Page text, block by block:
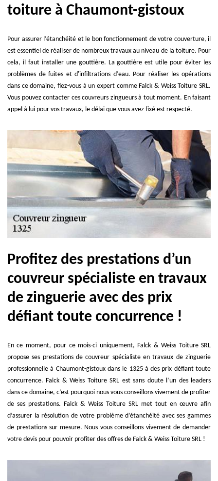
toiture à Chaumont-gistoux
Pour assurer l’étanchéité et le bon fonctionnement de votre couverture, il
est essentiel de réaliser de nombreux travaux au niveau de la toiture. Pour
cela, il faut installer une gouttière. La gouttière est utile pour éviter les
problèmes de fuites et d'infiltrations d’eau. Pour réaliser les opérations
dans ce domaine, fiez-vous à un expert comme Falck & Weiss Toiture SRL.
Vous pouvez contacter ces couvreurs zingueurs à tout moment. En faisant
appel à lui pour vos travaux, le délai que vous avez fixé est respecté.
Profitez des prestations d’un
couvreur spécialiste en travaux
de zinguerie avec des prix
défiant toute concurrence !
En ce moment, pour ce mois-ci uniquement, Falck & Weiss Toiture SRL
propose ses prestations de couvreur spécialiste en travaux de zinguerie
professionnelle à Chaumont-gistoux dans le 1325 à des prix défiant toute
concurrence. Falck & Weiss Toiture SRL est sans doute l’un des leaders
dans ce domaine, c’est pourquoi nous vous conseillons vivement de profiter
de ses prestations. Falck & Weiss Toiture SRL met tout en œuvre afin
d’assurer la résolution de votre problème d’étanchéité avec ses gammes
de prestations sur mesure. Nous vous conseillons vivement de demander
votre devis pour pouvoir profiter des offres de Falck & Weiss Toiture SRL !